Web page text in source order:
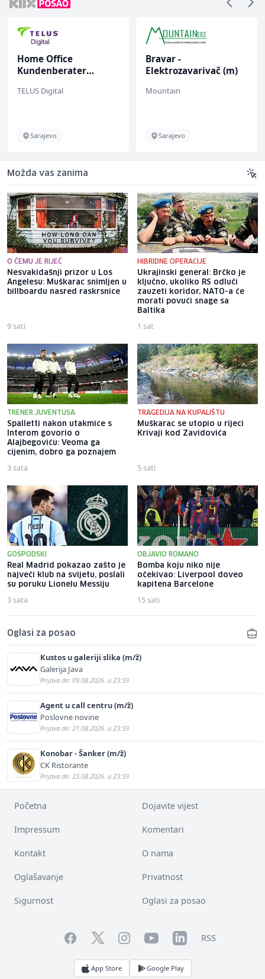
Home Office
Kundenberater
TELUS Digital
Sarajevo
Bravar -
Elektrozavarivač (m)
Mountain
Sarajevo
Možda vas zanima
O ČEMU JE RIJEČ
Nesvakidašnji prizor u Los
Angelesu: Muškarac snimljen u
billboardu nasred raskrsnice
9 sati
HIBRIDNE OPERACIJE
Ukrajinski general: Brčko je
ključno, ukoliko RS odluči
zauzeti koridor, NATO-a će
morati povući snage sa
Baltika
1 sat
TRENER JUVENTUSA
Spalletti nakon utakmice s
Interom govorio o
Alajbegoviću: Veoma ga
cijenim, dobro ga poznajem
3 sata
TRAGEDIJA NA KUPALIŠTU
Muškarac se utopio u rijeci
Krivaji kod Zavidovića
5 sati
GOSPODSKI
Real Madrid pokazao zašto je
najveći klub na svijetu, poslali
su poruku Lionelu Messiju
3 sata
OBJAVIO ROMANO
Bomba koju niko nije
očekivao: Liverpool doveo
kapitena Barcelone
15 sati
Oglasi za posao
Kustos u galeriji slika (m/ž)
Galerija Java
Prijava do: 09.08.2026. u 23:59
Agent u call centru (m/ž)
Poslovne novine
Prijava do: 21.08.2026. u 23:59
Konobar - Šanker (m/ž)
CK Ristorante
Prijava do: 23.08.2026. u 23:59
Početna Dojavite vijest
Impressum Komentari
Kontakt O nama
Oglašavanje Privatnost
Sigurnost Oglasi za posao
FacebookTwitterInstagramYouTubeLinkedInRSS
App Store Google Play